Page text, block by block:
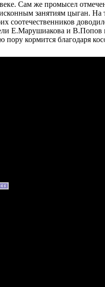
Сам же промысел
занятиям цыган.
соотечественников
Е.Марушиакова и В.Попов
пору кормится благодаря